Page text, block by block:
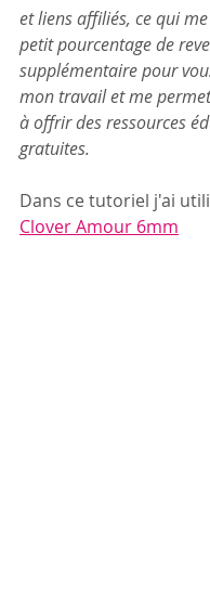
et liens affiliés, ce qui
petit pourcentage de
supplémentaire pour
mon travail et me
à offrir des ressources
gratuites.
Dans ce tutoriel j'ai
Clover Amour 6mm